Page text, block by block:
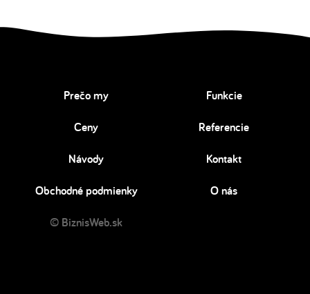
Prečo my Funkcie
Ceny Referencie
Návody Kontakt
Obchodné podmienky O nás
© BiznisWeb.sk